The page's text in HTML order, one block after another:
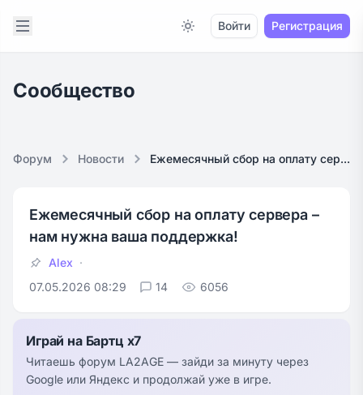
Open sidebar
Switch to light / dark version
Войти Регистрация
Сообщество
Форум Новости Ежемесячный сбор на оплату сер...
Ежемесячный сбор на оплату сервера –
нам нужна ваша поддержка!
Alex
07.05.2026 08:29
14 6056
Играй на Бартц x7
Читаешь форум LA2AGE — зайди за минуту через
Google или Яндекс и продолжай уже в игре.